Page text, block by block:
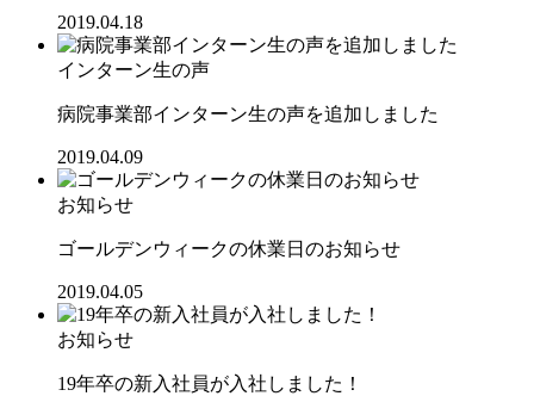
2019.04.18
インターン生の声
病院事業部インターン生の声を追加しました
2019.04.09
お知らせ
ゴールデンウィークの休業日のお知らせ
2019.04.05
お知らせ
19年卒の新入社員が入社しました！